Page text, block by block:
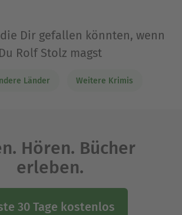
Dir gefallen könnten, wenn
Du Rolf Stolz magst
Länder Weitere Krimis
Hören. Bücher
erleben.
30 Tage kostenlos